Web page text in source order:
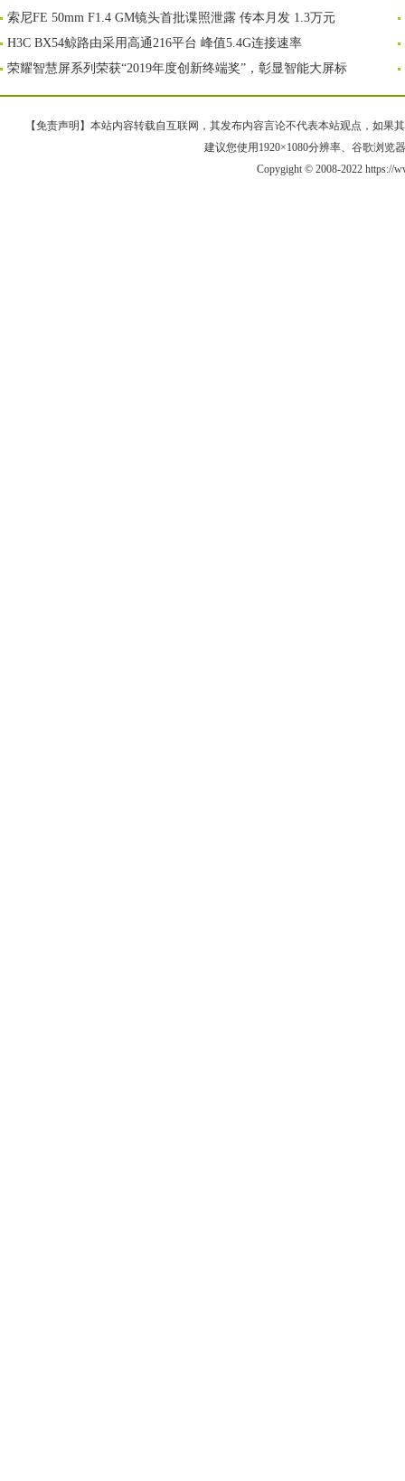
索尼FE 50mm F1.4 GM镜头首批谍照泄露 传本月发 1.3万元
H3C BX54鲸路由采用高通216平台 峰值5.4G连接速率
荣耀智慧屏系列荣获“2019年度创新终端奖”，彰显智能大屏标
【免责声明】本站内容转载自互联网，其发布内容言论不代表本站观点，如果
建议您使用1920×1080分辨率、谷歌浏览
Copygight © 2008-2022 https://